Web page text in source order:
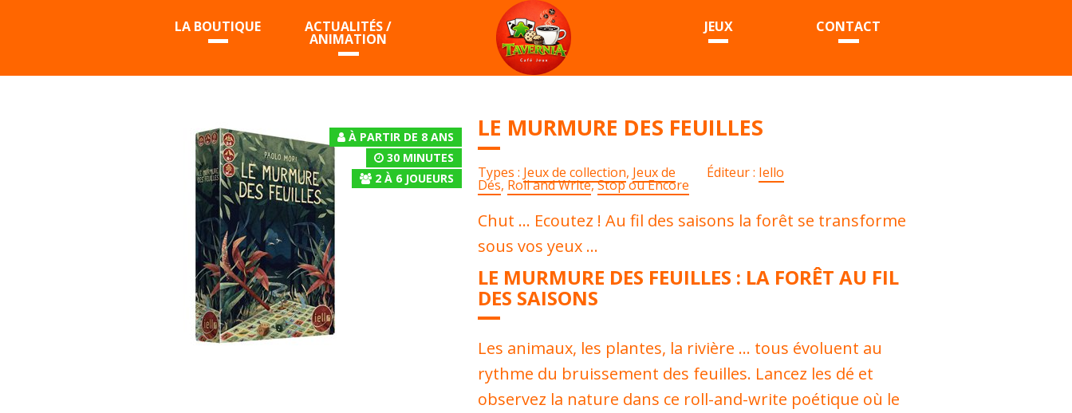
LA BOUTIQUE ACTUALITÉS /
ANIMATION
JEUX CONTACT
À PARTIR DE 8 ANS
30 MINUTES
2À 6JOUEURS
LE MURMURE DES FEUILLES
Types : Jeux de collection, Jeux de
Dés, Roll and Write,Stop ou Encore
Éditeur : Iello
Chut … Ecoutez ! Au fil des saisons la forêt se transforme
sous vos yeux …
LE MURMURE DES FEUILLES : LA FORÊT AU FIL
DES SAISONS
Les animaux, les plantes, la rivière … tous évoluent au
rythme du bruissement des feuilles. Lancez les dé et
observez la nature dans ce roll-and-write poétique où le